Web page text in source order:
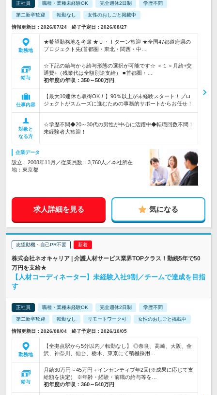
正社員 職種・業種未経験OK 完全週休2日制 学歴不問
第二新卒歓迎 転勤なし 女性のおしごと掲載中
情報更新日：2026/07/24 終了予定日：2026/08/27
勤務地
★希望勤務地を考慮 ★Ｕ・Ｉターン歓迎 ★全国47都道府県の
プロジェクト先(首都圏・東北・関西・中…
給与
☆下記の給与から給与形態の選択が可能です☆ ＜１＞月給+交
通費+（残業代は全額別途支給） ■首都圏・…
初年度の年収： 350～500万円
仕事内容
【最大10連休も取得OK！】90％以上が未経験スタート！プロ
ジェクトがスムーズに進むための事務的サポートからお任せ！
対象と
なる方
☆学歴不問◆20～30代の男性が中心に活躍中◆転職回数不問！
未経験者大歓迎！
企業データ
設立：2008年11月／従業員数：3,760人／本社所在
地：東京都
求人詳細を見る 気になる
志望動機・自己PR不要
株式会社ネオキャリア | 介護人材サービス業界TOPクラス！勤続5年で50
万円を支給★
【人材コーディネーター】未経験入社9割／チームで達成を目指
す
正社員 職種・業種未経験OK 完全週休2日制 学歴不問
第二新卒歓迎 転勤なし リモートワーク可 女性のおしごと掲載中
情報更新日：2026/08/04 終了予定日：2026/10/05
勤務地
【全拠点駅から5分以内／転勤なし】 ◎奈良、高崎、大阪、金
沢、神奈川、仙台、栃木、東京にて積極採用…
給与
月給30万円～45万円＋インセンティブ年2回(※成果に応じて支
給額を決定） ※年齢・経験・前職の給与等を…
初年度の年収： 360～540万円